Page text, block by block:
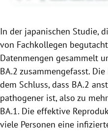
In der japanischen Studie,
von Fachkollegen
Datenmengen gesammelt
BA.2 zusammengefasst.
dem Schluss, dass BA.2
pathogener ist, also zu
BA.1. Die effektive
viele Personen eine